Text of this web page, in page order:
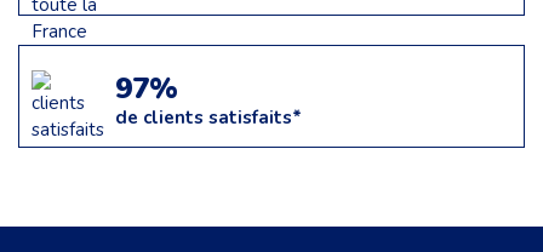
97%
de clients satisfaits*